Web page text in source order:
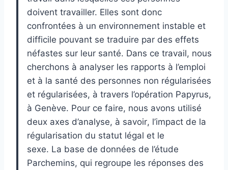
doivent travailler. Elles sont donc
confrontées à un environnement instable et
difficile pouvant se traduire par des effets
néfastes sur leur santé. Dans ce travail, nous
cherchons à analyser les rapports à l’emploi
et à la santé des personnes non régularisées
et régularisées, à travers l’opération Papyrus,
à Genève. Pour ce faire, nous avons utilisé
deux axes d’analyse, à savoir, l’impact de la
régularisation du statut légal et le
sexe. La base de données de l’étude
Parchemins, qui regroupe les réponses des